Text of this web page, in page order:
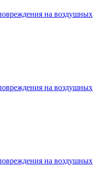
на воздушных
на воздушных
на воздушных